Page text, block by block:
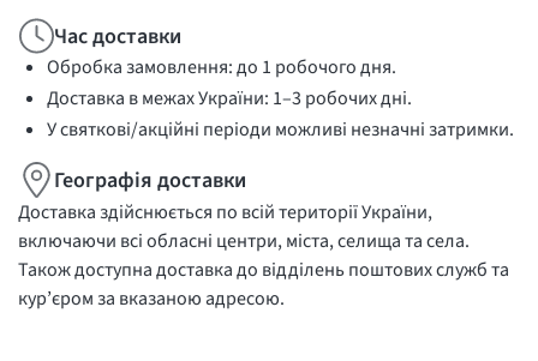
Час доставки
Обробка замовлення: до 1 робочого дня.
Доставка в межах України: 1–3 робочих дні.
У святкові/акційні періоди можливі незначні затримки.
Географія доставки
Доставка здійснюється по всій території України,
включаючи всі обласні центри, міста, селища та села.
Також доступна доставка до відділень поштових служб та
кур’єром за вказаною адресою.